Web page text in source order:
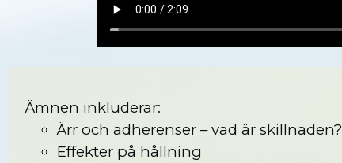
Ämnen inkluderar:
Ärr och adherenser – vad är skillnaden?
Effekter på hållning